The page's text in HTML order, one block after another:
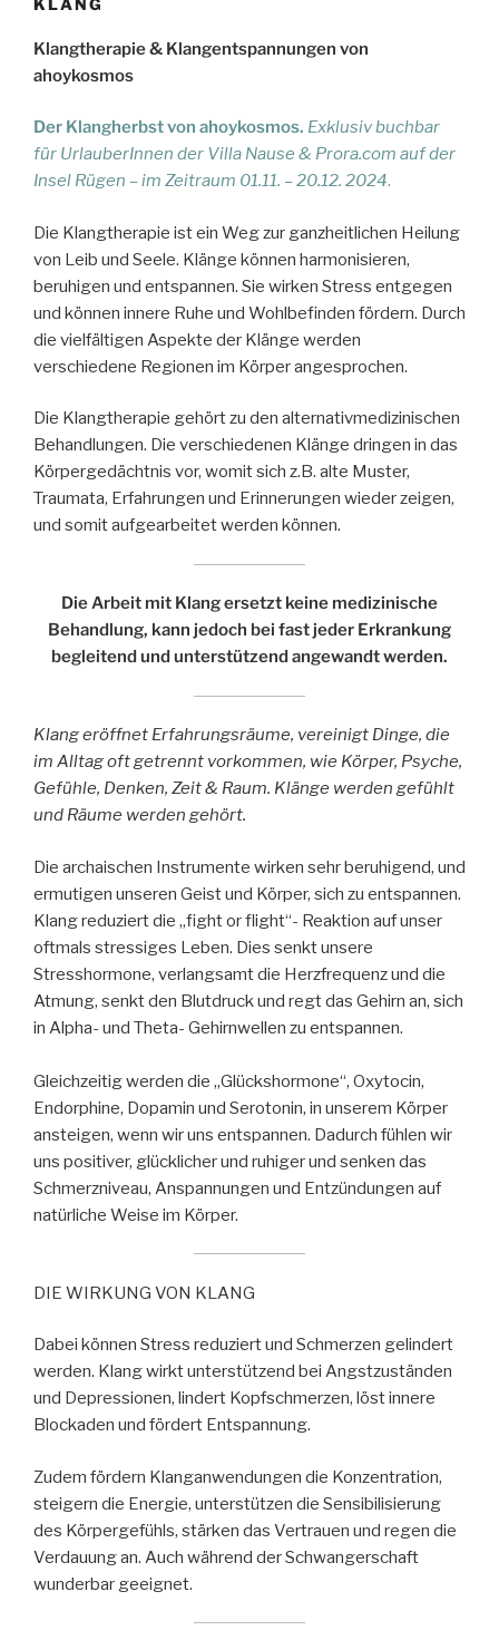
KLANG
Klangtherapie & Klangentspannungen von
ahoykosmos
Der Klangherbst von ahoykosmos. Exklusiv buchbar
für UrlauberInnen der Villa Nause & Prora.com auf der
Insel Rügen – im Zeitraum 01.11. – 20.12. 2024.
Die Klangtherapie ist ein Weg zur ganzheitlichen Heilung
von Leib und Seele. Klänge können harmonisieren,
beruhigen und entspannen. Sie wirken Stress entgegen
und können innere Ruhe und Wohlbefinden fördern. Durch
die vielfältigen Aspekte der Klänge werden
verschiedene Regionen im Körper angesprochen.
Die Klangtherapie gehört zu den alternativmedizinischen
Behandlungen. Die verschiedenen Klänge dringen in das
Körpergedächtnis vor, womit sich z.B. alte Muster,
Traumata, Erfahrungen und Erinnerungen wieder zeigen,
und somit aufgearbeitet werden können.
Die Arbeit mit Klang ersetzt keine medizinische
Behandlung, kann jedoch bei fast jeder Erkrankung
begleitend und unterstützend angewandt werden.
Klang eröffnet Erfahrungsräume, vereinigt Dinge, die
im Alltag oft getrennt vorkommen, wie Körper, Psyche,
Gefühle, Denken, Zeit & Raum. Klänge werden gefühlt
und Räume werden gehört.
Die archaischen Instrumente wirken sehr beruhigend, und
ermutigen unseren Geist und Körper, sich zu entspannen.
Klang reduziert die „fight or flight“- Reaktion auf unser
oftmals stressiges Leben. Dies senkt unsere
Stresshormone, verlangsamt die Herzfrequenz und die
Atmung, senkt den Blutdruck und regt das Gehirn an, sich
in Alpha- und Theta- Gehirnwellen zu entspannen.
Gleichzeitig werden die „Glückshormone“, Oxytocin,
Endorphine, Dopamin und Serotonin, in unserem Körper
ansteigen, wenn wir uns entspannen. Dadurch fühlen wir
uns positiver, glücklicher und ruhiger und senken das
Schmerzniveau, Anspannungen und Entzündungen auf
natürliche Weise im Körper.
DIE WIRKUNG VON KLANG
Dabei können Stress reduziert und Schmerzen gelindert
werden. Klang wirkt unterstützend bei Angstzuständen
und Depressionen, lindert Kopfschmerzen, löst innere
Blockaden und fördert Entspannung.
Zudem fördern Klanganwendungen die Konzentration,
steigern die Energie, unterstützen die Sensibilisierung
des Körpergefühls, stärken das Vertrauen und regen die
Verdauung an. Auch während der Schwangerschaft
wunderbar geeignet.